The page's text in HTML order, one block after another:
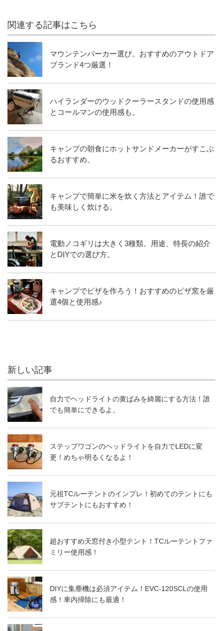
関連する記事はこちら
マウンテンパーカー選び。おすすめのアウトドア
ブランド4つ厳選！
ハイランダーのウッドクーラースタンドの使用感
とコールマンの使用感も。
キャンプの朝食にホットサンドメーカーがすこぶ
るおすすめ。
キャンプで簡単に米を炊く方法とアイテム！誰で
も美味しく炊ける。
電動ノコギリは大きく3種類。用途、特長の紹介
とDIYでの選び方。
キャンプでピザを作ろう！おすすめのピザ窯を厳
選4個と使用感♪
新しい記事
自力でヘッドライトの黄ばみを綺麗にする方法！誰
でも簡単にできるよ。
ステップワゴンのヘッドライトを自力でLEDに変
更！めちゃ明るくなるよ！
元祖TCルーテントのインプレ！初めてのテントにも
サブテントにもおすすめ！
超おすすめ天窓付き小型テント！TCルーテントファ
ミリー使用感！
DIYに集塵機は必須アイテム！EVC-120SCLの使用
感！車内掃除にも最適！